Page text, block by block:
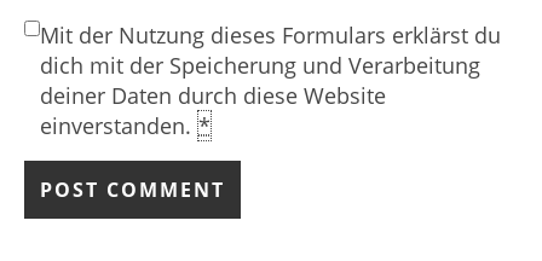
Mit der Nutzung dieses Formulars erklärst du
dich mit der Speicherung und Verarbeitung
deiner Daten durch diese Website
einverstanden. *